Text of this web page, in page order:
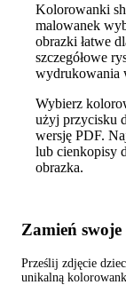
Kolorowanki
malowanek
obrazki łatwe
szczegółowe
wydrukowania
Wybierz
użyj przycisku
wersję PDF.
lub cienkopisy
obrazka.
Zamień
Prześlij zdjęcie
unikalną